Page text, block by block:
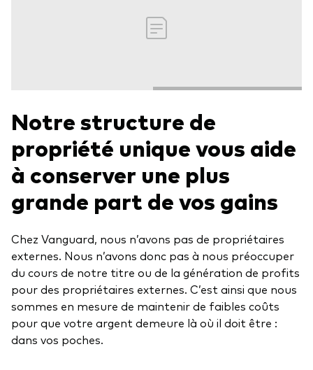
Notre structure de
propriété unique vous aide
à conserver une plus
grande part de vos gains
Chez Vanguard, nous n’avons pas de propriétaires
externes. Nous n’avons donc pas à nous préoccuper
du cours de notre titre ou de la génération de profits
pour des propriétaires externes. C’est ainsi que nous
sommes en mesure de maintenir de faibles coûts
pour que votre argent demeure là où il doit être :
dans vos poches.